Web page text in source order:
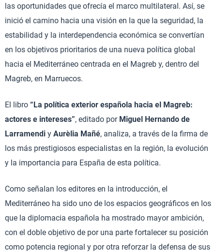
las oportunidades que ofrecía el marco multilateral. Así, se
inició el camino hacia una visión en la que la seguridad, la
estabilidad y la interdependencia económica se convertían
en los objetivos prioritarios de una nueva política global
hacia el Mediterráneo centrada en el Magreb y, dentro del
Magreb, en Marruecos.
El libro “La política exterior española hacia el Magreb:
actores e intereses”, editado por Miguel Hernando de
Larramendi y Aurèlia Mañé, analiza, a través de la firma de
los más prestigiosos especialistas en la región, la evolución
y la importancia para España de esta política.
Como señalan los editores en la introducción, el
Mediterráneo ha sido uno de los espacios geográficos en los
que la diplomacia española ha mostrado mayor ambición,
con el doble objetivo de por una parte fortalecer su posición
como potencia regional y por otra reforzar la defensa de sus